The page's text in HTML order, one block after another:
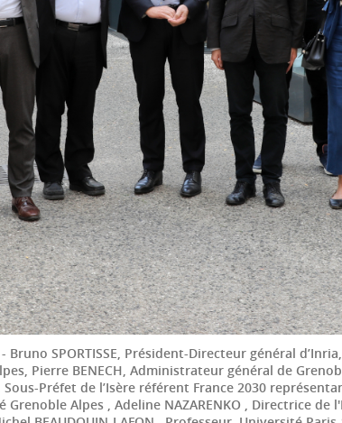
SPORTISSE, Président-Directeur général
Pierre BENECH, Administrateur général de
Préfet de l’Isère référent France 2030
Grenoble Alpes , Adeline NAZARENKO , Directrice